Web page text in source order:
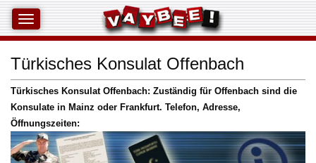
Türkisches Konsulat Offenbach
Türkisches Konsulat Offenbach: Zuständig für Offenbach sind die
Konsulate in Mainz oder Frankfurt. Telefon, Adresse,
Öffnungszeiten: